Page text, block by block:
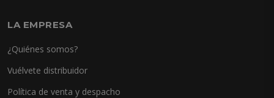
LA EMPRESA
¿Quiénes somos?
Vuélvete distribuidor
Política de venta y despacho